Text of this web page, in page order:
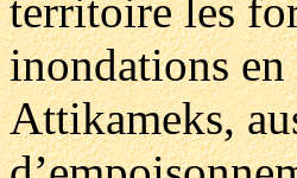
territoire les
inondations en
Attikameks,